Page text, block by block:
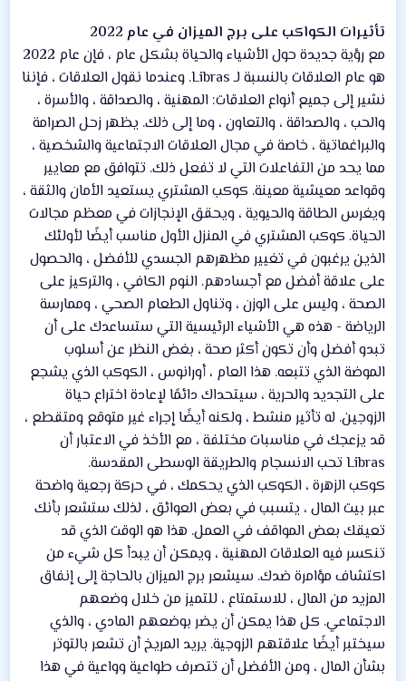
تأثيرات الكواكب على برج الميزان في عام 2022
مع رؤية جديدة حول الأشياء والحياة بشكل عام ، فإن عام 2022
هو عام العلاقات بالنسبة لـ Libras. وعندما نقول العلاقات ، فإننا
نشير إلى جميع أنواع العلاقات: المهنية ، والصداقة ، والأسرة ،
والحب ، والصداقة ، والتعاون ، وما إلى ذلك. يظهر زحل الصرامة
والبراغماتية ، خاصة في مجال العلاقات الاجتماعية والشخصية ،
مما يحد من التفاعلات التي لا تفعل ذلك. تتوافق مع معايير
وقواعد معيشية معينة. كوكب المشتري يستعيد الأمان والثقة ،
ويغرس الطاقة والحيوية ، ويحقق الإنجازات في معظم مجالات
الحياة. كوكب المشتري في المنزل الأول مناسب أيضًا لأولئك
الذين يرغبون في تغيير مظهرهم الجسدي للأفضل ، والحصول
على علاقة أفضل مع أجسادهم. النوم الكافي ، والتركيز على
الصحة ، وليس على الوزن ، وتناول الطعام الصحي ، وممارسة
الرياضة - هذه هي الأشياء الرئيسية التي ستساعدك على أن
تبدو أفضل وأن تكون أكثر صحة ، بغض النظر عن أسلوب
الموضة الذي تتبعه. هذا العام ، أورانوس ، الكوكب الذي يشجع
على التجديد والحرية ، سيتحداك دائمًا لإعادة اختراع حياة
الزوجين. له تأثير منشط ، ولكنه أيضًا إجراء غير متوقع ومتقطع ،
قد يزعجك في مناسبات مختلفة ، مع الأخذ في الاعتبار أن
Libras تحب الانسجام والطريقة الوسطى المقدسة.
كوكب الزهرة ، الكوكب الذي يحكمك ، في حركة رجعية واضحة
عبر بيت المال ، يتسبب في بعض العوائق ، لذلك ستشعر بأنك
تعيقك بعض المواقف في العمل. هذا هو الوقت الذي قد
تنكسر فيه العلاقات المهنية ، ويمكن أن يبدأ كل شيء من
اكتشاف مؤامرة ضدك. سيشعر برج الميزان بالحاجة إلى إنفاق
المزيد من المال ، للاستمتاع ، للتميز من خلال وضعهم
الاجتماعي. كل هذا يمكن أن يضر بوضعهم المادي ، والذي
سيختبر أيضًا علاقتهم الزوجية. يريد المريخ أن تشعر بالتوتر
بشأن المال ، ومن الأفضل أن تتصرف طواعية وواعية في هذا